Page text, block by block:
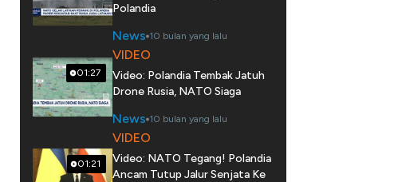
Polandia
News 10 bulan yang lalu
01:27
VIDEO
Video: Polandia Tembak Jatuh
Drone Rusia, NATO Siaga
News 10 bulan yang lalu
01:21
VIDEO
Video: NATO Tegang! Polandia
Ancam Tutup Jalur Senjata Ke